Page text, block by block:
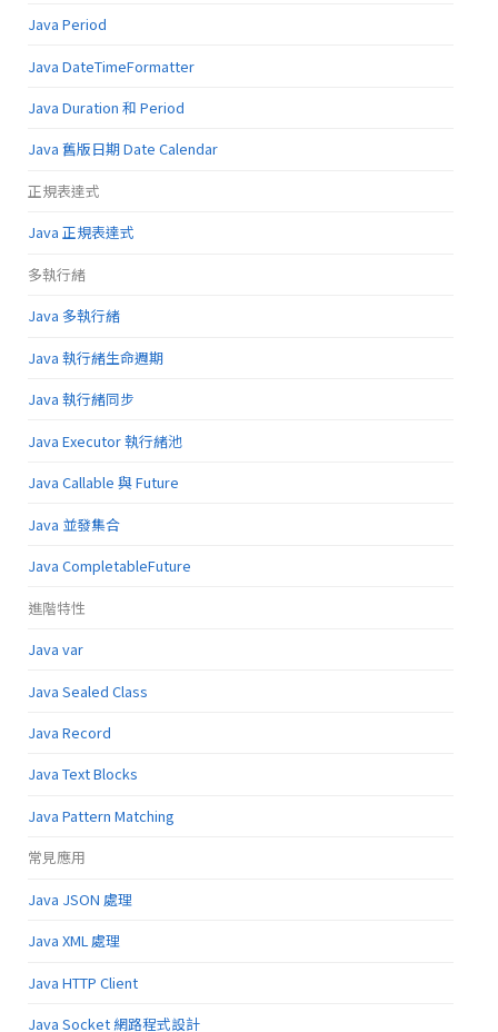
Java Period
Java DateTimeFormatter
Java Duration 和 Period
Java 舊版日期 Date Calendar
正規表達式
Java 正規表達式
多執行緒
Java 多執行緒
Java 執行緒生命週期
Java 執行緒同步
Java Executor 執行緒池
Java Callable 與 Future
Java 並發集合
Java CompletableFuture
進階特性
Java var
Java Sealed Class
Java Record
Java Text Blocks
Java Pattern Matching
常見應用
Java JSON 處理
Java XML 處理
Java HTTP Client
Java Socket 網路程式設計